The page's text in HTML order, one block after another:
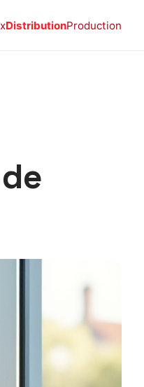
DistributionProduction